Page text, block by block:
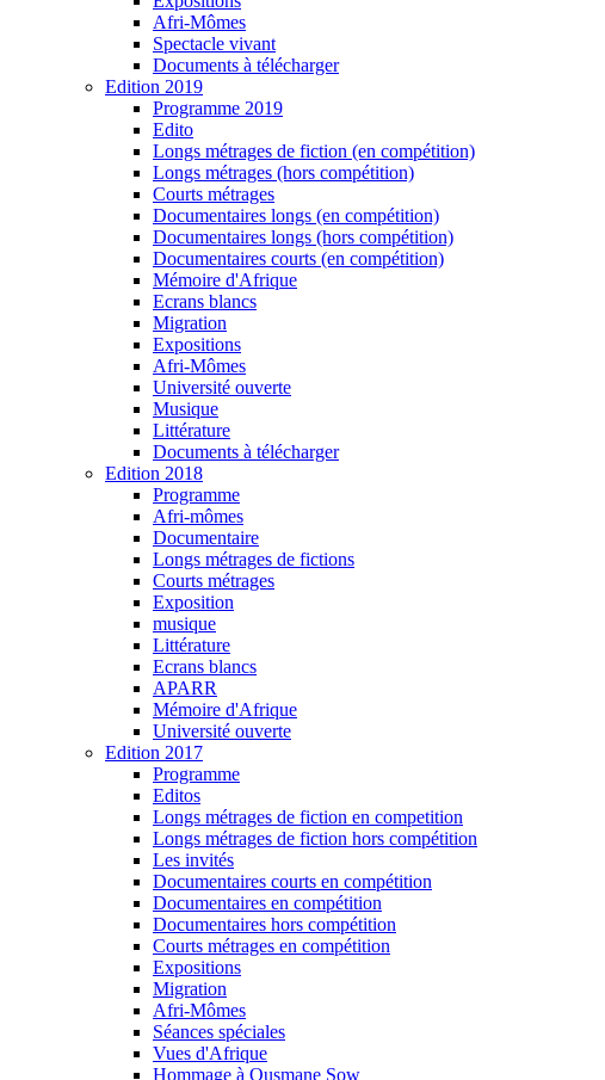
Afri-Mômes
Spectacle vivant
Documents à télécharger
Edition 2019
Programme 2019
Edito
Longs métrages de fiction (en compétition)
Longs métrages (hors compétition)
Courts métrages
Documentaires longs (en compétition)
Documentaires longs (hors compétition)
Documentaires courts (en compétition)
Mémoire d'Afrique
Ecrans blancs
Migration
Expositions
Afri-Mômes
Université ouverte
Musique
Littérature
Documents à télécharger
Edition 2018
Programme
Afri-mômes
Documentaire
Longs métrages de fictions
Courts métrages
Exposition
musique
Littérature
Ecrans blancs
APARR
Mémoire d'Afrique
Université ouverte
Edition 2017
Programme
Editos
Longs métrages de fiction en competition
Longs métrages de fiction hors compétition
Les invités
Documentaires courts en compétition
Documentaires en compétition
Documentaires hors compétition
Courts métrages en compétition
Expositions
Migration
Afri-Mômes
Séances spéciales
Vues d'Afrique
Hommage à Ousmane Sow